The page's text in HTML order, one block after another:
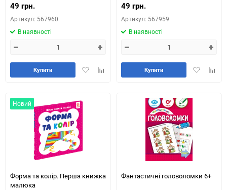
49 грн.
Артикул: 567960
В наявності
ДодатиДодайте
Купити
49 грн.
Артикул: 567959
В наявності
Додати
Купити
Новий
Форма та колір. Перша книжка
малюка
Фантастичні головоломки 6+